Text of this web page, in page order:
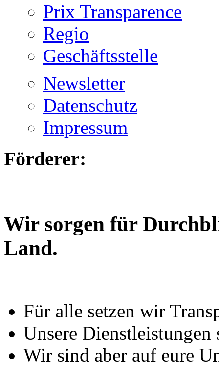
Prix Transparence
Regio
Geschäftsstelle
Newsletter
Datenschutz
Impressum
Förderer:
Wir sorgen für
Land.
Für alle setzen wir
Unsere Dienstleistungen
Wir sind aber auf eure